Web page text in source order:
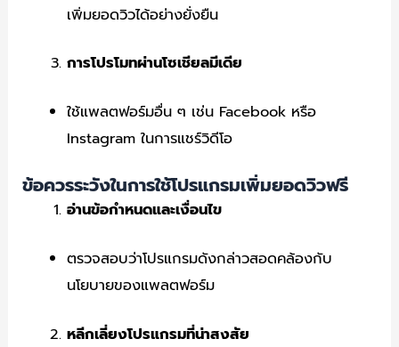
เพิ่มยอดวิวได้อย่างยั่งยืน
การโปรโมทผ่านโซเชียลมีเดีย
ใช้แพลตฟอร์มอื่น ๆ เช่น Facebook หรือ
Instagram ในการแชร์วิดีโอ
ข้อควรระวังในการใช้โปรแกรมเพิ่มยอดวิวฟรี
อ่านข้อกำหนดและเงื่อนไข
ตรวจสอบว่าโปรแกรมดังกล่าวสอดคล้องกับ
นโยบายของแพลตฟอร์ม
หลีกเลี่ยงโปรแกรมที่น่าสงสัย